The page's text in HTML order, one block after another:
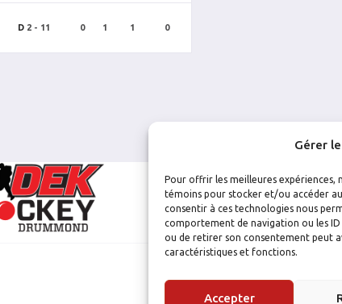
Gérer
Pour offrir les meilleures expériences,
témoins pour stocker et/ou accéder
consentir à ces technologies nous
comportement de navigation ou les ID
ou de retirer son consentement peut
caractéristiques et fonctions.
Accepter
D 2 - 11 0 1 1 0